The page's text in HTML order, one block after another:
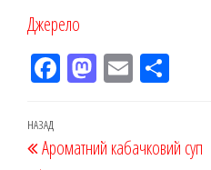
Джерело
Fac
k
M
on
Em
ис
Навігація
записів
Попередній
запис
НАЗАД
Ароматний кабачковий суп